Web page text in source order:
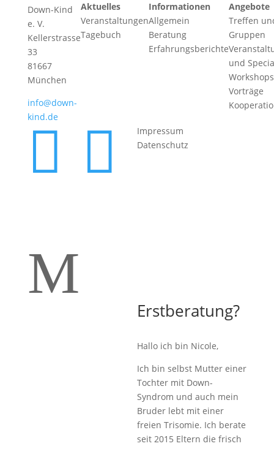
Down-Kind
e. V.
Kellerstrasse
33
81667
München
info@down-
kind.de
Aktuelles
Veranstaltungen
Tagebuch
Informationen
Allgemein
Beratung
Erfahrungsberichte
Angebote
Treffen
Gruppen
und
Vorträge
 
Impressum
Datenschutz
M
Erstberatung?
Hallo ich bin Nicole,
Ich bin selbst Mutter einer
Tochter mit Down-
Syndrom und auch mein
Bruder lebt mit einer
freien Trisomie. Ich berate
seit 2015 Eltern die frisch